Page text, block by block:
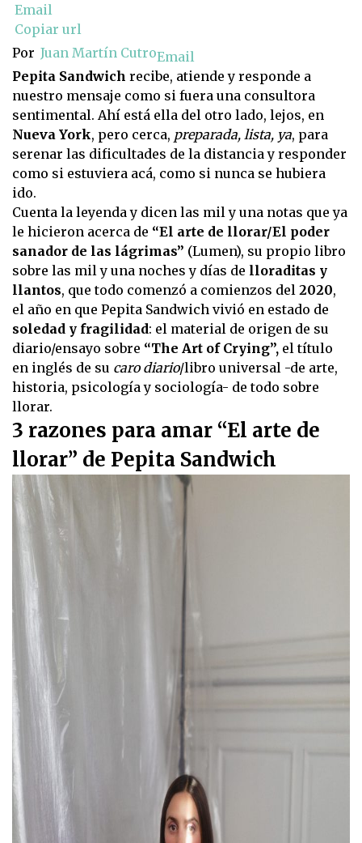
Email
Copiar url
Por Juan Martín CutroEmail
Pepita Sandwich recibe, atiende y responde a
nuestro mensaje como si fuera una consultora
sentimental. Ahí está ella del otro lado, lejos, en
Nueva York, pero cerca, preparada, lista, ya, para
serenar las dificultades de la distancia y responder
como si estuviera acá, como si nunca se hubiera
ido.
Cuenta la leyenda y dicen las mil y una notas que ya
le hicieron acerca de “El arte de llorar/El poder
sanador de las lágrimas” (Lumen), su propio libro
sobre las mil y una noches y días de lloraditas y
llantos, que todo comenzó a comienzos del 2020,
el año en que Pepita Sandwich vivió en estado de
soledad y fragilidad: el material de origen de su
diario/ensayo sobre “The Art of Crying”, el título
en inglés de su caro diario/libro universal -de arte,
historia, psicología y sociología- de todo sobre
llorar.
3 razones para amar “El arte de
llorar” de Pepita Sandwich